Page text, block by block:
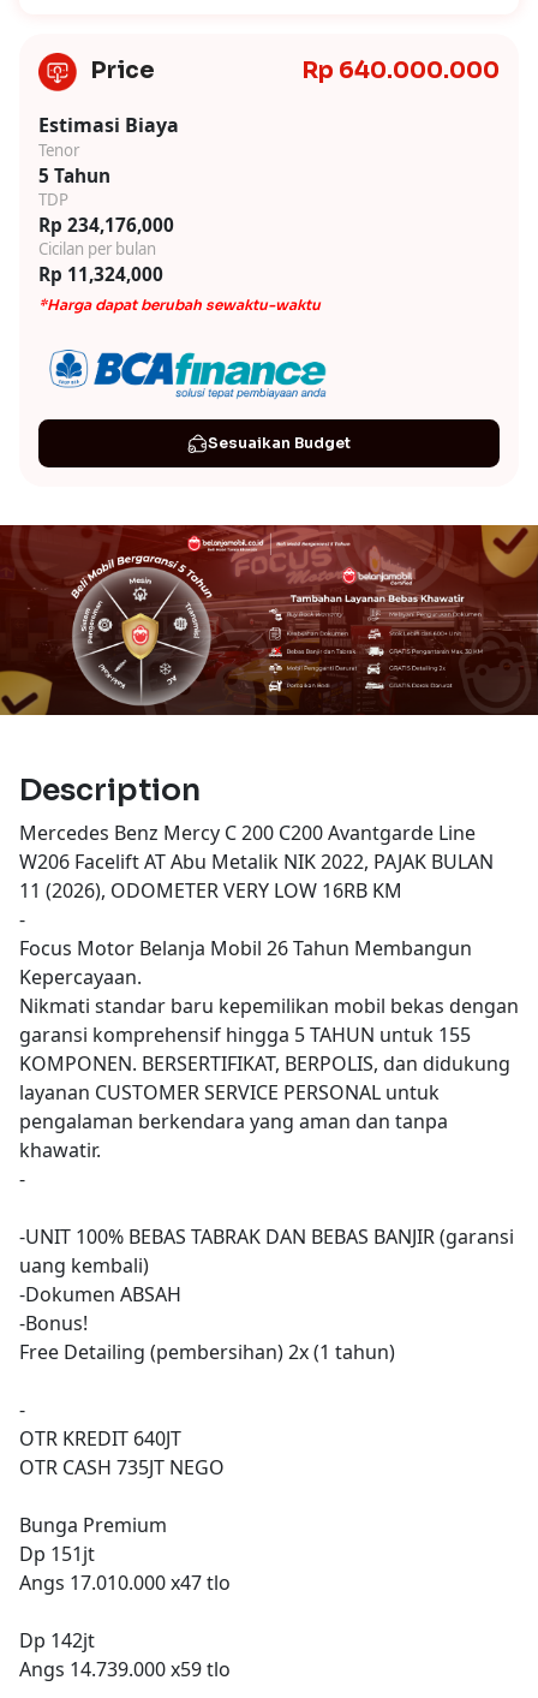
Price Rp 640.000.000
Estimasi Biaya
Tenor
5 Tahun
TDP
Rp 234,176,000
Cicilan per bulan
Rp 11,324,000
*Harga dapat berubah sewaktu-waktu
Sesuaikan Budget
Description
Mercedes Benz Mercy C 200 C200 Avantgarde Line
W206 Facelift AT Abu Metalik NIK 2022, PAJAK BULAN
11 (2026), ODOMETER VERY LOW 16RB KM
-
Focus Motor Belanja Mobil 26 Tahun Membangun
Kepercayaan.
Nikmati standar baru kepemilikan mobil bekas dengan
garansi komprehensif hingga 5 TAHUN untuk 155
KOMPONEN. BERSERTIFIKAT, BERPOLIS, dan didukung
layanan CUSTOMER SERVICE PERSONAL untuk
pengalaman berkendara yang aman dan tanpa
khawatir.
-
-UNIT 100% BEBAS TABRAK DAN BEBAS BANJIR (garansi
uang kembali)
-Dokumen ABSAH
-Bonus!
Free Detailing (pembersihan) 2x (1 tahun)
-
OTR KREDIT 640JT
OTR CASH 735JT NEGO
Bunga Premium
Dp 151jt
Angs 17.010.000 x47 tlo
Dp 142jt
Angs 14.739.000 x59 tlo